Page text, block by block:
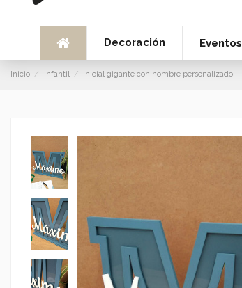
Decoración Eventos
Inicio Infantil Inicial gigante con nombre personalizado